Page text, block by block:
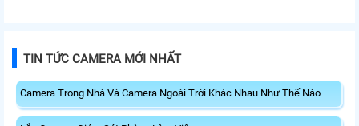
TIN TỨC CAMERA MỚI NHẤT
Camera Trong Nhà Và Camera Ngoài Trời Khác Nhau Như Thế Nào